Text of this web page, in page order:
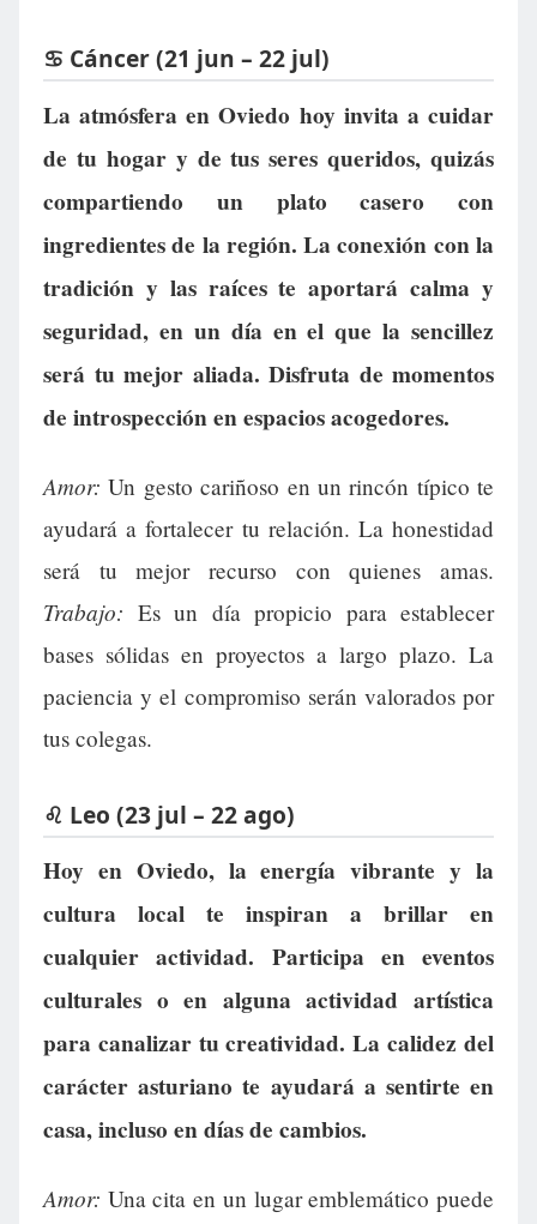
♋ Cáncer (21 jun – 22 jul)
La atmósfera en Oviedo hoy invita a cuidar
de tu hogar y de tus seres queridos, quizás
compartiendo un plato casero con
ingredientes de la región. La conexión con la
tradición y las raíces te aportará calma y
seguridad, en un día en el que la sencillez
será tu mejor aliada. Disfruta de momentos
de introspección en espacios acogedores.
Amor: Un gesto cariñoso en un rincón típico te
ayudará a fortalecer tu relación. La honestidad
será tu mejor recurso con quienes amas.
Trabajo: Es un día propicio para establecer
bases sólidas en proyectos a largo plazo. La
paciencia y el compromiso serán valorados por
tus colegas.
♌ Leo (23 jul – 22 ago)
Hoy en Oviedo, la energía vibrante y la
cultura local te inspiran a brillar en
cualquier actividad. Participa en eventos
culturales o en alguna actividad artística
para canalizar tu creatividad. La calidez del
carácter asturiano te ayudará a sentirte en
casa, incluso en días de cambios.
Amor: Una cita en un lugar emblemático puede